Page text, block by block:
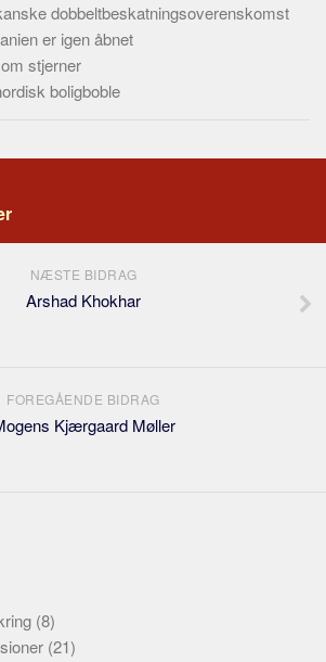
dobbeltbeskatningsoverenskomst
er igen åbnet
stjerner
boligboble
NÆSTE BIDRAG
Arshad Khokhar
FOREGÅENDE BIDRAG
Kjærgaard Møller
(8)
(21)